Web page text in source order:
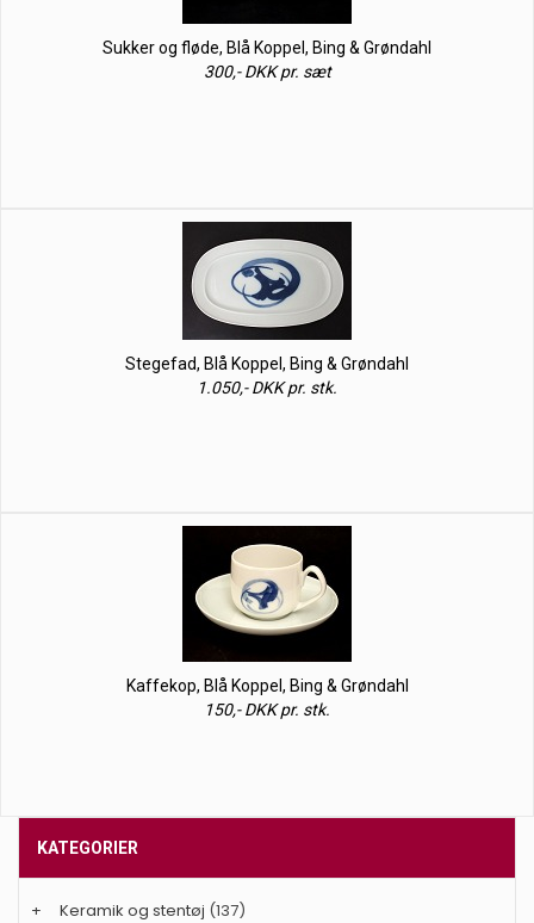
Sukker og fløde, Blå Koppel, Bing & Grøndahl
300,- DKK pr. sæt
Stegefad, Blå Koppel, Bing & Grøndahl
1.050,- DKK pr. stk.
Kaffekop, Blå Koppel, Bing & Grøndahl
150,- DKK pr. stk.
KATEGORIER
+ Keramik og stentøj (137)